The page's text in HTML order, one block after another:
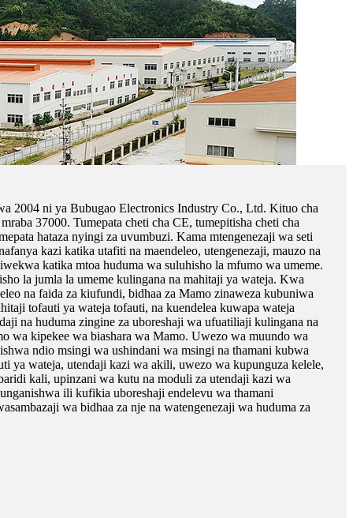
2004 ni ya Bubugao Electronics Industry Co., Ltd. Kituo cha
37000. Tumepata cheti cha CE, tumepitisha cheti cha
hataza nyingi za uvumbuzi. Kama mtengenezaji wa seti
kazi katika utafiti na maendeleo, utengenezaji, mauzo na
katika mtoa huduma wa suluhisho la mfumo wa umeme.
la jumla la umeme kulingana na mahitaji ya wateja. Kwa
na faida za kiufundi, bidhaa za Mamo zinaweza kubuniwa
tofauti ya wateja tofauti, na kuendelea kuwapa wateja
na huduma zingine za uboreshaji wa ufuatiliaji kulingana na
wa kipekee wa biashara wa Mamo. Uwezo wa muundo wa
ndio msingi wa ushindani wa msingi na thamani kubwa
ya wateja, utendaji kazi wa akili, uwezo wa kupunguza kelele,
kali, upinzani wa kutu na moduli za utendaji kazi wa
ili kufikia uboreshaji endelevu wa thamani
wa bidhaa za nje na watengenezaji wa huduma za